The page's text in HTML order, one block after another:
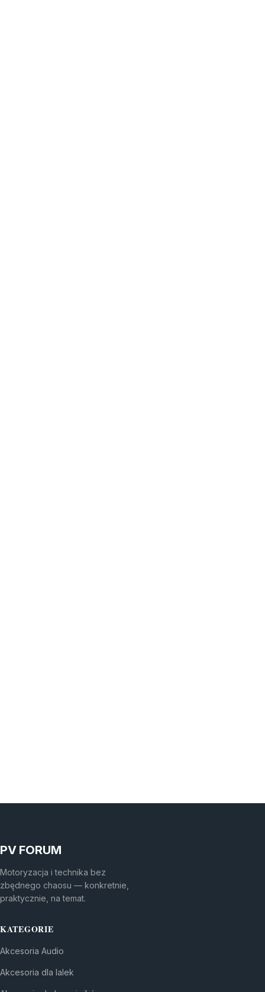
PV FORUM
Motoryzacja i technika bez
zbędnego chaosu — konkretnie,
praktycznie, na temat.
KATEGORIE
Akcesoria Audio
Akcesoria dla lalek